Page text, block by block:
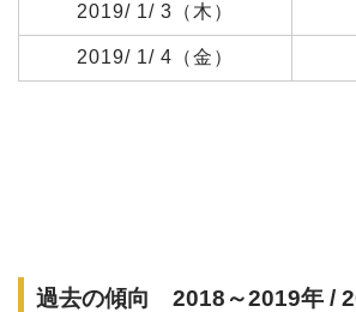
2019/ 1/ 3（木）
2019/ 1/ 4（金）
過去の傾向 2018～2019年 /